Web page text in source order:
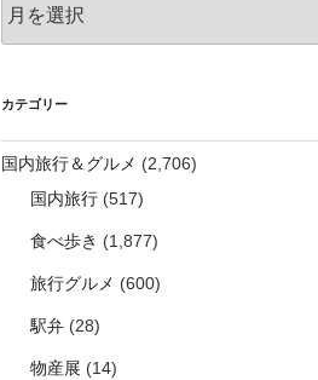
ー
ブ
カテゴリー
国内旅行＆グルメ (2,706)
国内旅行(517)
食べ歩き (1,877)
旅行グルメ (600)
駅弁(28)
物産展 (14)